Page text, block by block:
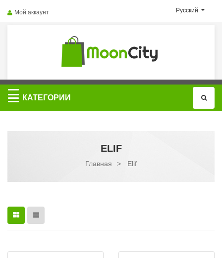
Русский
Мой аккаунт
Категории
КАТЕГОРИИ
ELIF
Главная > Elif